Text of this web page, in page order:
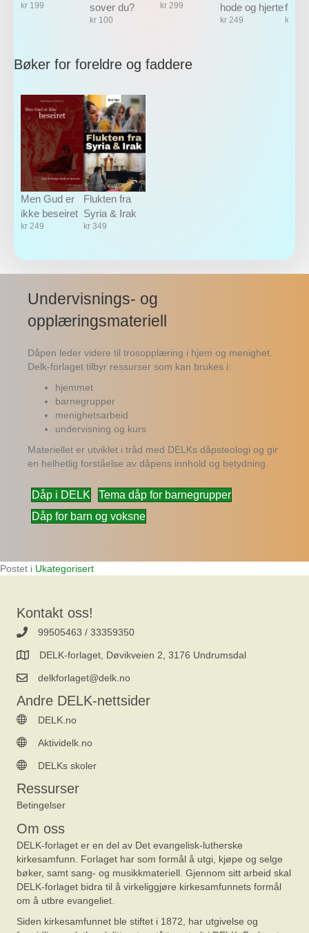
kr 199
sover du?
kr 100
kr299
hode og hjerte
kr249 kr
Bøker for foreldre og faddere
Men Gud er
ikke beseiret
kr 249
Flukten fra
Syria & Irak
kr349
Undervisnings- og
opplæringsmateriell
Dåpen leder videre til trosopplæring i hjem og menighet.
Delk-forlaget tilbyr ressurser som kan brukes i:
hjemmet
barnegrupper
menighetsarbeid
undervisning og kurs
Materiellet er utviklet i tråd med DELKs dåpsteologi og gir
en helhetlig forståelse av dåpens innhold og betydning.
Dåp i DELK
Tema dåp for barnegrupper
Dåp for barn og voksne
Postet i Ukategorisert
Kontakt oss!
99505463 / 33359350
DELK-forlaget, Døvikveien 2, 3176 Undrumsdal
delkforlaget@delk.no
Andre DELK-nettsider
DELK.no
Aktividelk.no
DELKs skoler
Ressurser
Betingelser
Om oss
DELK-forlaget er en del av Det evangelisk-lutherske
kirkesamfunn. Forlaget har som formål å utgi, kjøpe og selge
bøker, samt sang- og musikkmateriell. Gjennom sitt arbeid skal
DELK-forlaget bidra til å virkeliggjøre kirkesamfunnets formål
om å utbre evangeliet.
Siden kirkesamfunnet ble stiftet i 1872, har utgivelse og